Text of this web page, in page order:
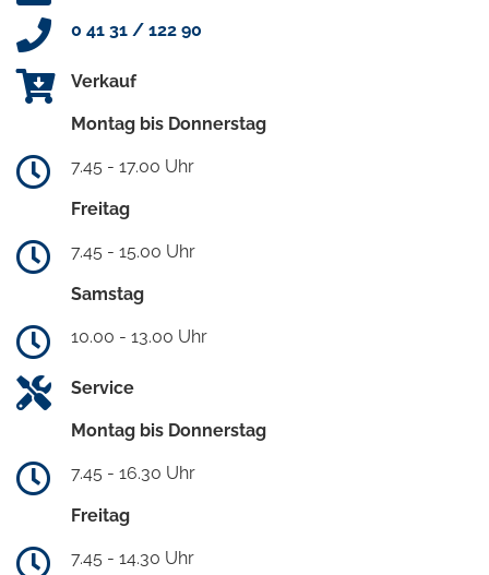
0 41 31 / 122 90
Verkauf
Montag bis Donnerstag
7.45 - 17.00 Uhr
Freitag
7.45 - 15.00 Uhr
Samstag
10.00 - 13.00 Uhr
Service
Montag bis Donnerstag
7.45 - 16.30 Uhr
Freitag
7.45 - 14.30 Uhr